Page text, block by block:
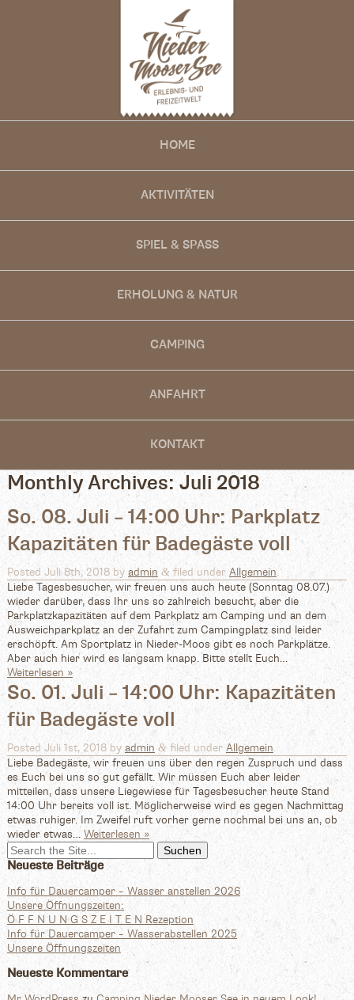
HOME
AKTIVITÄTEN
SPIEL & SPASS
ERHOLUNG & NATUR
CAMPING
ANFAHRT
KONTAKT
Monthly Archives:Juli 2018
So. 08. Juli – 14:00 Uhr: Parkplatz
Kapazitäten für Badegäste voll
Posted Juli 8th, 2018by admin &filed under Allgemein.
Liebe Tagesbesucher, wir freuen uns auch heute (Sonntag 08.07.)
wieder darüber, dass Ihr uns so zahlreich besucht, aber die
Parkplatzkapazitäten auf dem Parkplatz am Camping und an dem
Ausweichparkplatz an der Zufahrt zum Campingplatz sind leider
erschöpft. Am Sportplatz in Nieder-Moos gibt es noch Parkplätze.
Aber auch hier wird es langsam knapp. Bitte stellt Euch…
Weiterlesen »
So. 01. Juli – 14:00 Uhr: Kapazitäten
für Badegäste voll
Posted Juli 1st, 2018by admin &filed under Allgemein.
Liebe Badegäste, wir freuen uns über den regen Zuspruch und dass
es Euch bei uns so gut gefällt. Wir müssen Euch aber leider
mitteilen, dass unsere Liegewiese für Tagesbesucher heute Stand
14:00 Uhr bereits voll ist. Möglicherweise wird es gegen Nachmittag
etwas ruhiger. Im Zweifel ruft vorher gerne nochmal bei uns an, ob
wieder etwas… Weiterlesen »
Search
for:
Neueste Beiträge
Info für Dauercamper – Wasser anstellen 2026
Unsere Öffnungszeiten:
Ö F F N U N G S Z E I T E N Rezeption
Info für Dauercamper – Wasserabstellen 2025
Unsere Öffnungszeiten
Neueste Kommentare